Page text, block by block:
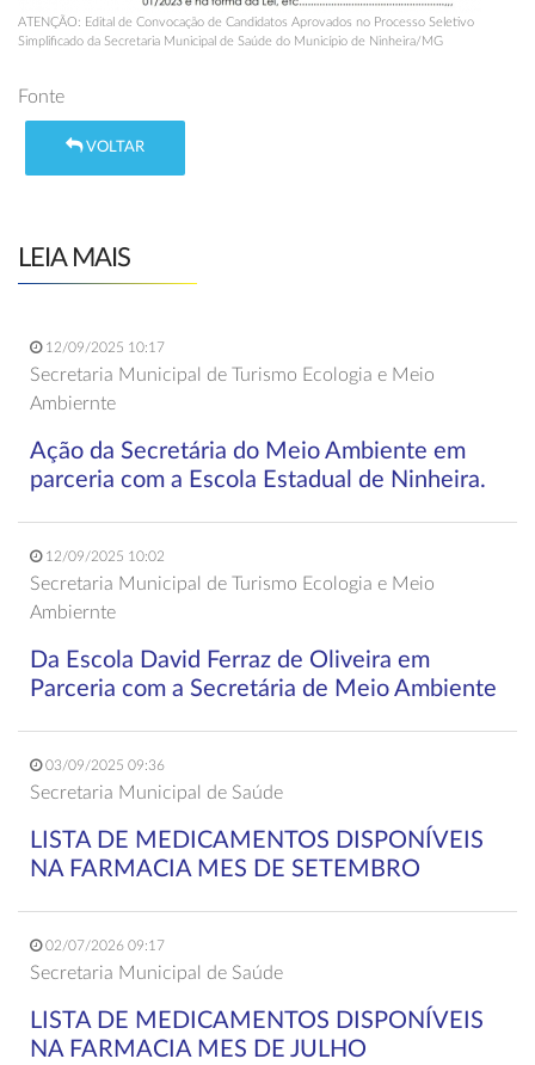
ATENÇÃO: Edital de Convocação de Candidatos Aprovados no Processo Seletivo
Simplificado da Secretaria Municipal de Saúde do Município de Ninheira/MG
Fonte
VOLTAR
LEIA MAIS
12/09/2025 10:17
Secretaria Municipal de Turismo Ecologia e Meio
Ambiernte
Ação da Secretária do Meio Ambiente em
parceria com a Escola Estadual de Ninheira.
12/09/2025 10:02
Secretaria Municipal de Turismo Ecologia e Meio
Ambiernte
Da Escola David Ferraz de Oliveira em
Parceria com a Secretária de Meio Ambiente
03/09/2025 09:36
Secretaria Municipal de Saúde
LISTA DE MEDICAMENTOS DISPONÍVEIS
NA FARMACIA MES DE SETEMBRO
02/07/2026 09:17
Secretaria Municipal de Saúde
LISTA DE MEDICAMENTOS DISPONÍVEIS
NA FARMACIA MES DE JULHO